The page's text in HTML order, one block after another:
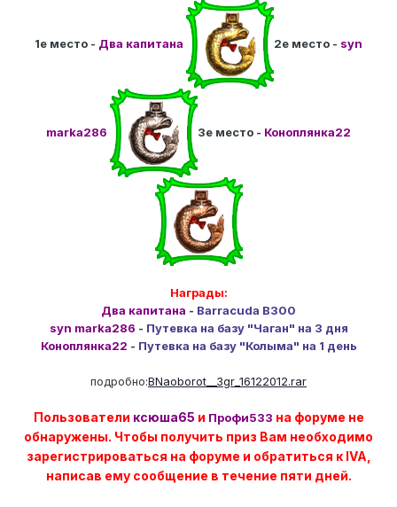
1е место - Два капитана 2е место - syn
marka286 3е место - Коноплянка22
Награды:
Два капитана - Barracuda B300
syn marka286 - Путевка на базу "Чаган" на 3 дня
Коноплянка22 - Путевка на базу "Колыма" на 1 день
подробно:BNaoborot__3gr_16122012.rar
Пользователи ксюша65 и Профи533 на форуме не
обнаружены. Чтобы получить приз Вам необходимо
зарегистрироваться на форуме и обратиться к IVA,
написав ему сообщение в течение пяти дней.